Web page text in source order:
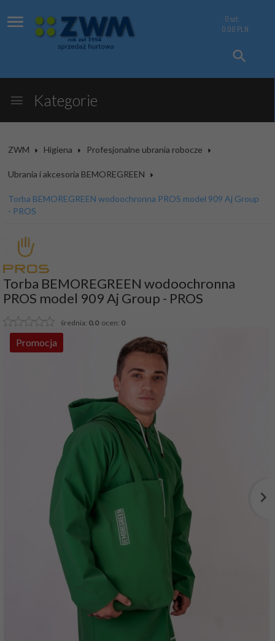
0 szt.
0.00 PLN
Kategorie
ZWM Higiena Profesjonalne ubrania robocze
Ubrania i akcesoria BEMOREGREEN
Torba BEMOREGREEN wodoochronna PROS model 909 Aj Group
- PROS
Torba BEMOREGREEN wodoochronna
PROS model 909 Aj Group - PROS
średnia: 0.0ocen: 0
Promocja